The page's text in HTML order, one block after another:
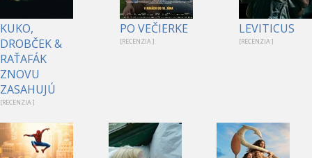
KUKO,
DROBČEK &
RAŤAFÁK
ZNOVU
ZASAHUJÚ
[RECENZIA ]
PO VEČIERKE
[RECENZIA ]
LEVITICUS
[RECENZIA ]